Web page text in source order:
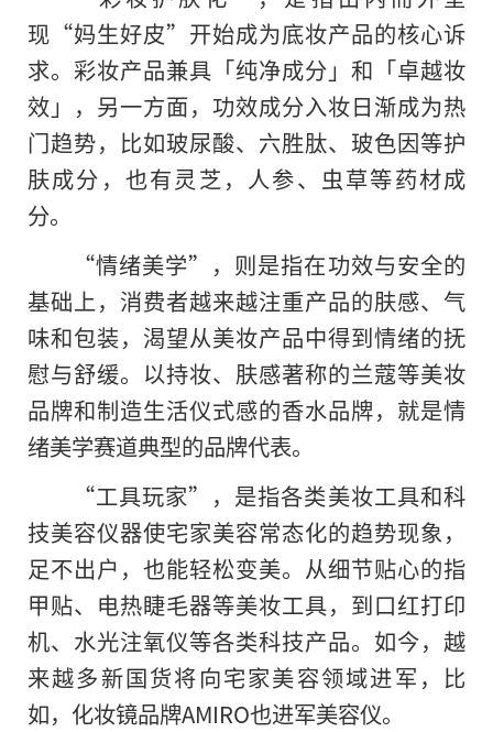
现“妈生好皮”开始成为底妆产品的核心诉
求。彩妆产品兼具「纯净成分」和「卓越妆
效」，另一方面，功效成分入妆日渐成为热
门趋势，比如玻尿酸、六胜肽、玻色因等护
肤成分，也有灵芝，人参、虫草等药材成
分。
“情绪美学”，则是指在功效与安全的
基础上，消费者越来越注重产品的肤感、气
味和包装，渴望从美妆产品中得到情绪的抚
慰与舒缓。以持妆、肤感著称的兰蔻等美妆
品牌和制造生活仪式感的香水品牌，就是情
绪美学赛道典型的品牌代表。
“工具玩家”，是指各类美妆工具和科
技美容仪器使宅家美容常态化的趋势现象，
足不出户，也能轻松变美。从细节贴心的指
甲贴、电热睫毛器等美妆工具，到口红打印
机、水光注氧仪等各类科技产品。如今，越
来越多新国货将向宅家美容领域进军，比
如，化妆镜品牌AMIRO也进军美容仪。